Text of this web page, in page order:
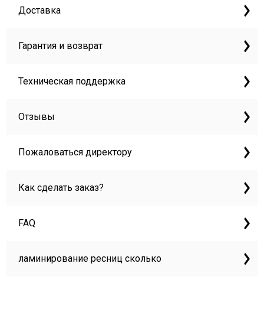
Доставка
Гарантия и возврат
Техническая поддержка
Отзывы
Пожаловаться директору
Как сделать заказ?
FAQ
ламинирование ресниц сколько